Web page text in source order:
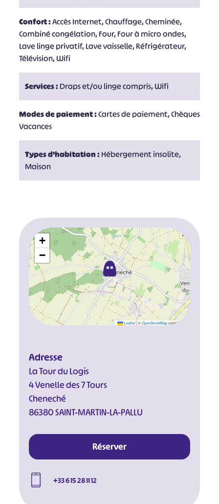
Confort :Accès Internet, Chauffage, Cheminée,
Combiné congélation, Four, Four à micro ondes,
Lave linge privatif, Lave vaisselle, Réfrigérateur,
Télévision, Wifi
Services :Draps et/ou linge compris, Wifi
Modes de paiement :Cartes de paiement, Chèques
Vacances
Types d'habitation :Hébergement insolite,
Maison
+
−
Leaflet |©OpenStreetMapcontributors
Adresse
La Tour du Logis
4 Venelle des 7 Tours
Cheneché
86380 SAINT-MARTIN-LA-PALLU
Réserver
+33 6 15 28 11 12